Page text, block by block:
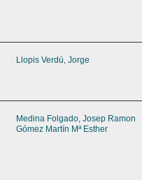
Llopis Verdú, Jorge
Medina Folgado, Josep Ramon
Gómez Martín Mª Esther